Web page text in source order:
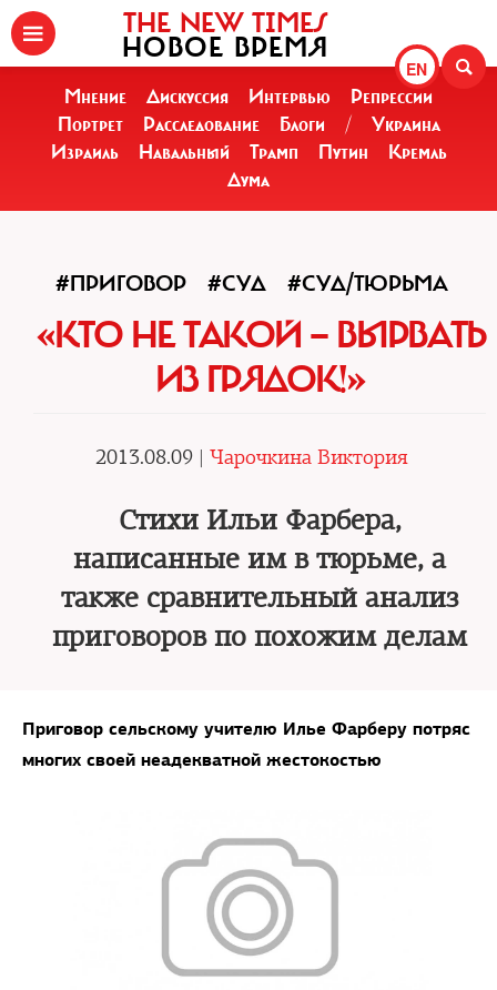
EN
THE NEW TIMES
НОВОЕ ВРЕМЯ
Мнение Дискуссия Интервью
Репрессии
Портрет
Расследование Блоги /
Украина
Израиль
Навальный Трамп Путин
Кремль
Дума
#ПРИГОВОР #СУД #СУД/ТЮРЬМА
«КТО НЕ ТАКОЙ — ВЫРВАТЬ
ИЗ ГРЯДОК!»
2013.08.09 | Чарочкина Виктория
Стихи Ильи Фарбера,
написанные им в тюрьме, а
также сравнительный анализ
приговоров по похожим делам
Приговор сельскому учителю Илье Фарберу потряс
многих своей неадекватной жестокостью